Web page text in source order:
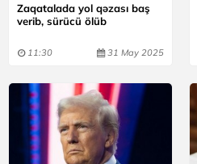
Zaqatalada yol qəzası baş
verib, sürücü ölüb
11:30 31 May 2025